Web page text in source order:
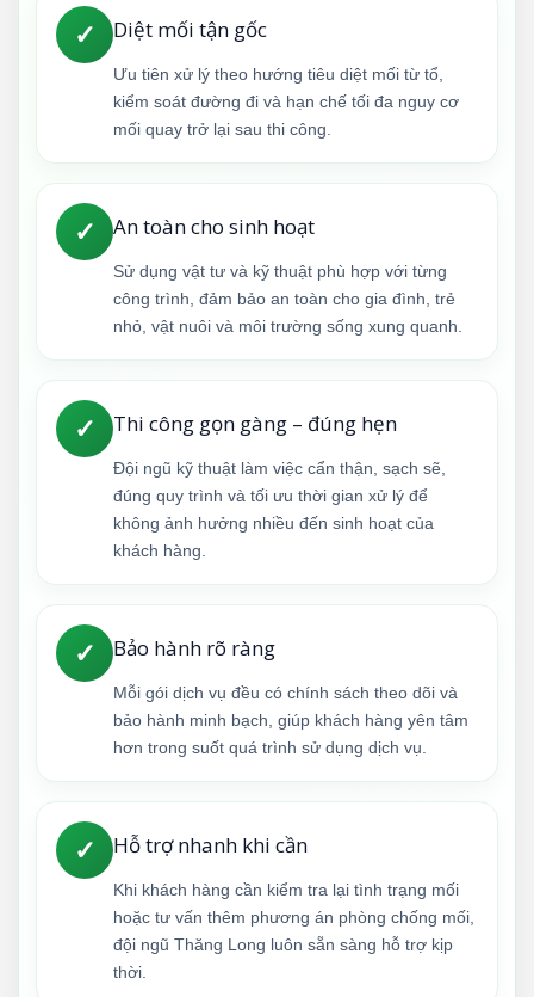
✓ Diệt mối tận gốc
Ưu tiên xử lý theo hướng tiêu diệt mối từ tổ,
kiểm soát đường đi và hạn chế tối đa nguy cơ
mối quay trở lại sau thi công.
✓ An toàn cho sinh hoạt
Sử dụng vật tư và kỹ thuật phù hợp với từng
công trình, đảm bảo an toàn cho gia đình, trẻ
nhỏ, vật nuôi và môi trường sống xung quanh.
✓ Thi công gọn gàng – đúng hẹn
Đội ngũ kỹ thuật làm việc cẩn thận, sạch sẽ,
đúng quy trình và tối ưu thời gian xử lý để
không ảnh hưởng nhiều đến sinh hoạt của
khách hàng.
✓ Bảo hành rõ ràng
Mỗi gói dịch vụ đều có chính sách theo dõi và
bảo hành minh bạch, giúp khách hàng yên tâm
hơn trong suốt quá trình sử dụng dịch vụ.
✓ Hỗ trợ nhanh khi cần
Khi khách hàng cần kiểm tra lại tình trạng mối
hoặc tư vấn thêm phương án phòng chống mối,
đội ngũ Thăng Long luôn sẵn sàng hỗ trợ kịp
thời.